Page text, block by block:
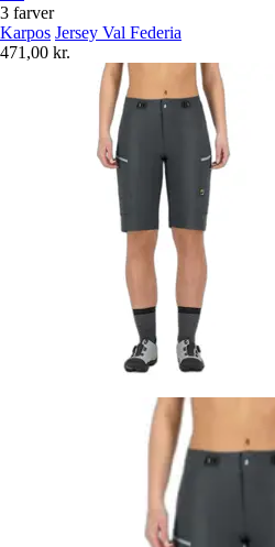
3 farver
Karpos Jersey Val Federia
471,00 kr.